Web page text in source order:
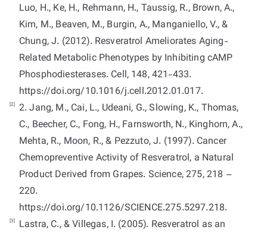
Luo, H., Ke, H., Rehmann, H., Taussig, R., Brown, A.,
Kim, M., Beaven, M., Burgin, A., Manganiello, V., &
Chung, J. (2012). Resveratrol Ameliorates Aging-
Related Metabolic Phenotypes by Inhibiting cAMP
Phosphodiesterases. Cell, 148, 421-433.
https://doi.org/10.1016/j.cell.2012.01.017.
[2] 2. Jang, M., Cai, L., Udeani, G., Slowing, K., Thomas,
C., Beecher, C., Fong, H., Farnsworth, N., Kinghorn, A.,
Mehta, R., Moon, R., & Pezzuto, J. (1997). Cancer
Chemopreventive Activity of Resveratrol, a Natural
Product Derived from Grapes. Science, 275, 218 –
220.
https://doi.org/10.1126/SCIENCE.275.5297.218.
[3]
Lastra, C., & Villegas, I. (2005). Resveratrol as an